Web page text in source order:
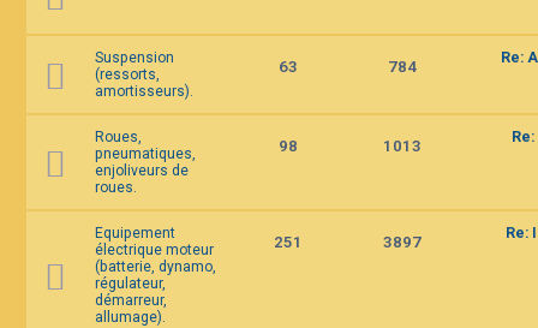
Suspension
(ressorts,
amortisseurs).
63 784 Re:
Roues,
pneumatiques,
enjoliveurs de
roues.
98 1013
Equipement
électrique moteur
(batterie, dynamo,
régulateur,
démarreur,
allumage).
251 3897 Re: